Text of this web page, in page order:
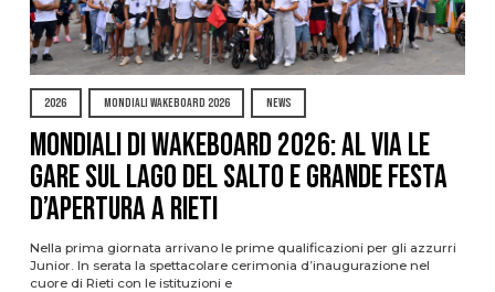
2026 MONDIALI WAKEBOARD 2026 NEWS
Mondiali di Wakeboard 2026: al via le
gare sul Lago del Salto e grande festa
d’apertura a Rieti
Nella prima giornata arrivano le prime qualificazioni per gli azzurri
Junior. In serata la spettacolare cerimonia d’inaugurazione nel
cuore di Rieti con le istituzioni e